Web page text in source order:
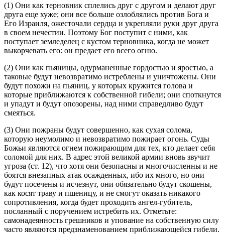
(1) Они как терновник сплелись друг с другом и делают друг
друга еще хуже; они все больше озлоблялись против Бога и
Его Израиля, ожесточали сердца и укрепляли руки друг друга
в своем нечестии. Поэтому Бог поступит с ними, как
поступает земледелец с кустом терновника, когда не может
выкорчевать его: он предает его всего огню.
(2) Они как пьяницы, одурманенные гордостью и яростью, а
таковые будут невозвратимо истреблены и уничтожены. Они
будут похожи на пьяниц, у которых кружится голова и
которые приближаются к собственной гибели; они споткнутся
и упадут и будут опозорены, над ними справедливо будут
смеяться.
(3) Они пожраны будут совершенно, как сухая солома,
которую неумолимо и невозвратимо пожирает огонь. Суды
Божьи являются огнем пожирающим для тех, кто делает себя
соломой для них. В адрес этой великой армии вновь звучит
угроза (ст. 12), что хотя они безопасны и многочисленны и не
боятся внезапных атак осажденных, ибо их много, но они
будут посечены и исчезнут, они обязательно будут скошены,
как косят траву и пшеницу, и не смогут оказать никакого
сопротивления, когда будет проходить ангел-губитель,
посланный с поручением истребить их. Отметьте:
самонадеянность грешников и упование на собственную силу
часто являются предзнаменованием приближающейся гибели.